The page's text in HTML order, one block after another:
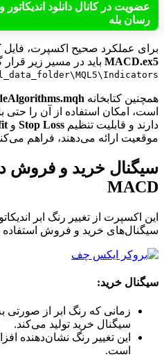
عضویت در کانال دانلود
رسان بله
برای عملکرد صحیح اکسپرت، فایل
MACD.ex5 باید در مسیر زیر قرار
همچنین کتابخانه
است، امکان استفاده از آن را حتی
دارند و قابلیت تنظیم Stop Loss و
موقعیت ارائه می‌دهند، فراهم
MACD
این اکسپرت از تغییر رنگ ابر
سیگنال‌های خرید و فروش استفاده
سیگنال خرید:
زمانی که رنگ ابر از صورتی
سیگنال خرید تولید می‌کند.
این تغییر رنگ نشان‌دهنده
است.